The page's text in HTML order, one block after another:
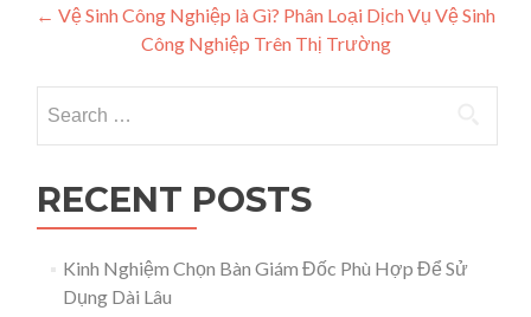
Post navigation
← Vệ Sinh Công Nghiệp là Gì? Phân Loại Dịch Vụ Vệ Sinh
Công Nghiệp Trên Thị Trường
RECENT POSTS
Kinh Nghiệm Chọn Bàn Giám Đốc Phù Hợp Để Sử
Dụng Dài Lâu